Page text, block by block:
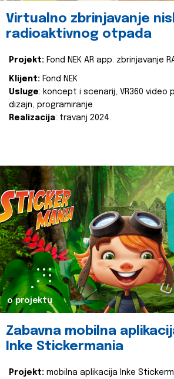
Virtualno zbrinjavanje
radioaktivnog otpada
Projekt: Fond NEK AR app. zbrinjavanje
Klijent: Fond NEK
Usluge: koncept i scenarij, VR360 video
dizajn, programiranje
Realizacija: travanj 2024.
o projektu
Zabavna mobilna
Inke Stickermania
Projekt: mobilna aplikacija Inke